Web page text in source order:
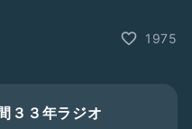
後藤こと後藤美葉さんが
加わったという後藤さん ●
からのメッセージもお待ち
1975
３３年ラジオ